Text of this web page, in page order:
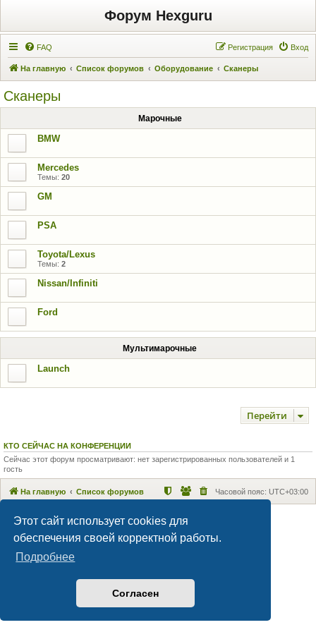
Этот сайт использует cookies для
обеспечения своей корректной работы.
Подробнее
Согласен
Форум Hexguru
FAQ Вход
Регистрация
На главную Список форумов Оборудование Сканеры
Сканеры
Марочные
BMW
Mercedes
Темы: 20
GM
PSA
Toyota/Lexus
Темы: 2
Nissan/Infiniti
Ford
Мультимарочные
Launch
Перейти
КТО СЕЙЧАС НА КОНФЕРЕНЦИИ
Сейчас этот форум просматривают: нет зарегистрированных пользователей и 1
гость
На главную Список форумов Часовой пояс: UTC+03:00
Maxthon style by Culprit. Updated for phpBB3.2 by
Русская поддержка phpBB